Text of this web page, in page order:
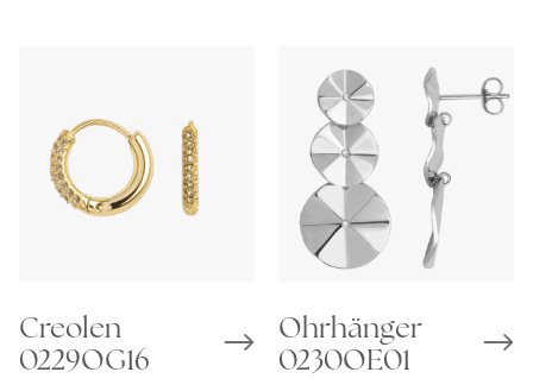
Creolen
0229OG16
Ohrhänger
0230OE01